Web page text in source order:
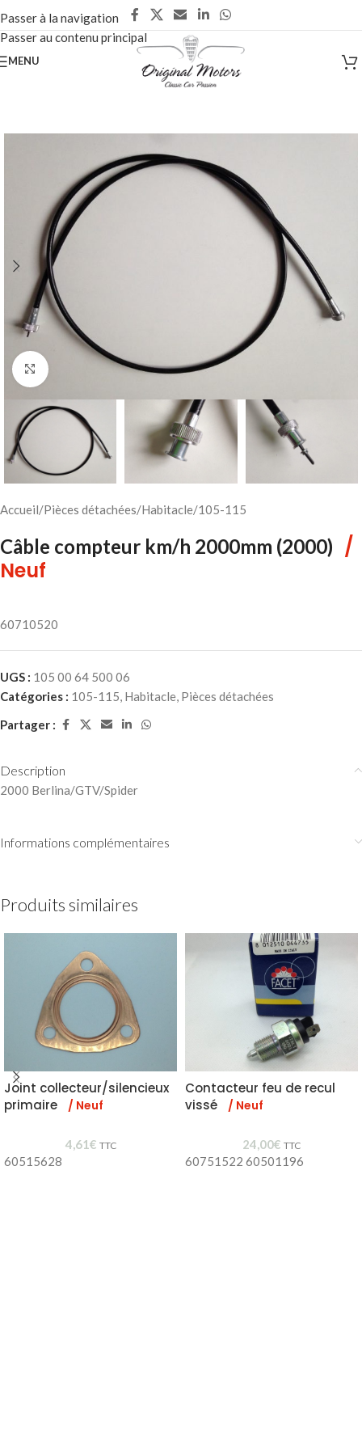
Passer à la navigation
Passer au contenu principal
MENU
Cliquez pour agrandir
Accueil/Pièces détachées/Habitacle/105-115
Câble compteur km/h 2000mm (2000) /
Neuf
60710520
UGS : 105 00 64 500 06
Catégories : 105-115, Habitacle, Pièces détachées
Partager :
Description
2000 Berlina/GTV/Spider
Informations complémentaires
Produits similaires
Joint collecteur/silencieux
primaire
/ Neuf
4,61€ TTC
60515628
Contacteur feu de recul
vissé
/ Neuf
24,00€ TTC
60751522 60501196